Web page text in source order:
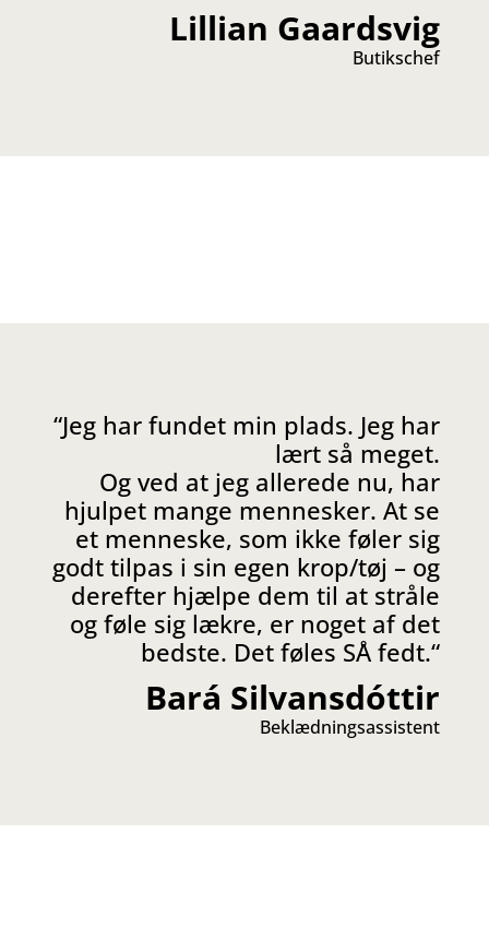
Lillian Gaardsvig
Butikschef
“Jeg har fundet min plads. Jeg har
lært så meget.
Og ved at jeg allerede nu, har
hjulpet mange mennesker. At se
et menneske, som ikke føler sig
godt tilpas i sin egen krop/tøj – og
derefter hjælpe dem til at stråle
og føle sig lækre, er noget af det
bedste. Det føles SÅ fedt.“
Bará Silvansdóttir
Beklædningsassistent